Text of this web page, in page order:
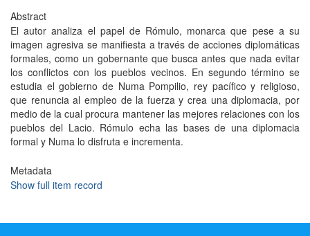
Abstract
El autor analiza el papel de Rómulo, monarca que pese a su
imagen agresiva se manifiesta a través de acciones diplomáticas
formales, como un gobernante que busca antes que nada evitar
los conflictos con los pueblos vecinos. En segundo término se
estudia el gobierno de Numa Pompilio, rey pacífico y religioso,
que renuncia al empleo de la fuerza y crea una diplomacia, por
medio de la cual procura mantener las mejores relaciones con los
pueblos del Lacio. Rómulo echa las bases de una diplomacia
formal y Numa lo disfruta e incrementa.
Metadata
Show full item record